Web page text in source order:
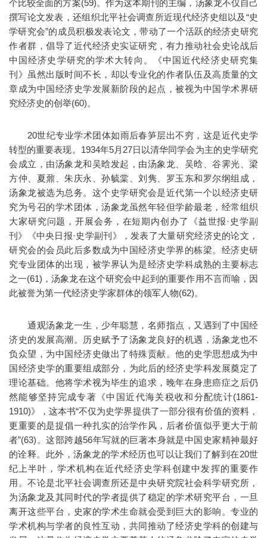
个比较全面的方案(59)。作为这本期刊的主编，汤象龙不仅自己
撰写论文发表，还组织北平社会调查所近现代经济史组以及“史
学研究会”的成员积极发表论文，带动了一个活跃的经济史研究
作者群，倡导了近代经济史实证研究，有力推动社会史论战后
中国经济史学研究的学术大转向。《中国近代经济史研究集
刊》虽然出版时间不长，却以专业化的作者队伍及高质量的文
章成为中国经济史学发展新阶段的起点，被视为中国学术界研
究经济史的创举(60)。
20世纪专业学术团体如雨后春笋层出不穷，这是近代史学
转型的重要表现。1934年5月27日以清华同学会为主的史学研究
会成立，由汤象龙和吴晗发起，由汤象龙、吴晗、谷霁光、梁
方仲、夏鼐、朱庆永、孙毓棠、刘隽、罗玉东和罗尔纲组成，
汤象龙被选为总务。这个史学研究会是近代第一个以经济史研
究为号召的学术团体，汤象龙虽然年轻但学龄最老，经常组织
大家研究问题，开展会务，在短期内创办了《益世报·史学副
刊》《中央日报·史学副刊》，发表了大量研究经济史的论文，
研究会的会员此后多数成为中国经济史学界的栋梁。经济史研
究专业团体的出现，被学界认为是经济史学科成熟的主要标志
之一(61)，汤象龙在这个研究会中起到的重要作用不言而喻，因
此被誉为第一代经济史学家群体的领军人物(62)。
通观汤象龙一生，少年聪慧，名师指点，又遇到了中国经
济史的发展高潮。历史赋予了汤象龙良好的机遇，汤象龙也不
负众望，为中国经济史做出了特殊贡献。他的史学思想成为中
国经济史学的重要组成部分，为此后的经济史学科发展奠定了
理论基础。他将学术视为毕生的追求，晚年在身患癌症之后仍
然能够坚持完成专著《中国近代海关税收和分配统计(1861-
1910)》，这本书“不仅为史学界提供了一部分很有价值的资料，
更重要的是提倡一种扎实的治学作风，后者价值似乎更大于前
者”(63)。这部跨越56年写就的巨著本身就是中国史家精神最好
的诠释。此外，汤象龙的学术经历也可以让我们了解到在20世
纪上半叶，学术机构在近代经济史学科创建中发挥的重要作
用。不论是北平社会调查所还是中央研究院社会科学研究所，
为汤象龙及其同时代的学者提供了稳定的学术研究平台，一旦
离开这些平台，史家的学术生命就会受到巨大的影响。专业的
学术机构与学者的良性互动，共同推动了经济史学科的创建与